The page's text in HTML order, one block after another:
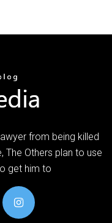
from being killed
The Others plan to use
get him to